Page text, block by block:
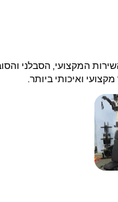
המקצועי, הסבלני
ואיכותי ביותר.